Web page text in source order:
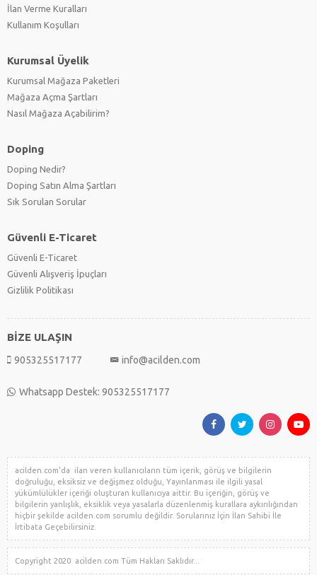
İlan Verme Kuralları
Kullanım Koşulları
Kurumsal Üyelik
Kurumsal Mağaza Paketleri
Mağaza Açma Şartları
Nasıl Mağaza Açabilirim?
Doping
Doping Nedir?
Doping Satın Alma Şartları
Sık Sorulan Sorular
Güvenli E-Ticaret
Güvenli E-Ticaret
Güvenli Alışveriş İpuçları
Gizlilik Politikası
BİZE ULAŞIN
905325517177 info@acilden.com
Whatsapp Destek: 905325517177
acilden.com'da ilan veren kullanıcıların tüm içerik, görüş ve bilgilerin
doğruluğu, eksiksiz ve değişmez olduğu, Yayınlanması ile ilgili yasal
yükümlülükler içeriği oluşturan kullanıcıya aittir. Bu içeriğin, görüş ve
bilgilerin yanlışlık, eksiklik veya yasalarla düzenlenmiş kurallara aykırılığından
hiçbir şekilde acilden.com sorumlu değildir. Sorularınız İçin İlan Sahibi İle
İrtibata Geçebilirsiniz.
Copyright 2020 acilden.com Tüm Hakları Saklıdır...